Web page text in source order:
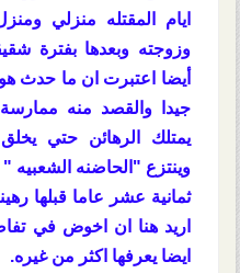
ايام المقتله منزلي
وزوجته وبعدها بفترة
أيضا اعتبرت ان ما حدث
جيدا والقصد منه
يمتلك الرهائن حتي
وينتزع "الحاضنه الشعبيه
ثمانية عشر عاما قبلها
اريد هنا ان اخوض في
ايضا يعرفها اكثر من غيره.